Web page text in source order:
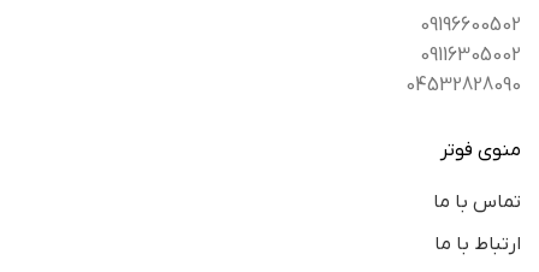
09196600502
09116305002
04532828090
منوی فوتر
تماس با ما
ارتباط با ما